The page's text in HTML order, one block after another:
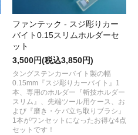
ファンテック - スジ彫りカー
バイト0.15スリムホルダーセ
ット
3,500円(税込3,850円)
タングステンカーバイト製の幅
0.15mm『スジ彫りカーバイト』1
本、専用のホルダー『斬技ホルダー
スリム』、先端ツール用ケース、お
よび『磨き・ケバ立ち取りブラシ』
1本がワンセットになったお得な4点
セットです！